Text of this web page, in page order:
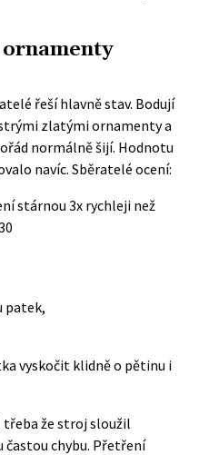
řeší hlavně stav. Bodují
zlatými ornamenty a
normálně šijí. Hodnotu
navíc. Sběratelé ocení:
stárnou 3x rychleji než
patek,
vyskočit klidně o pětinu i
třeba že stroj sloužil
častou chybu. Přetření